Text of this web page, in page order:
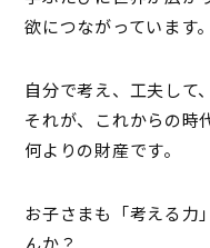
欲につながっています。
自分で考え、工夫して
それが、これからの時
何よりの財産です。
お子さまも「考える力
んか？